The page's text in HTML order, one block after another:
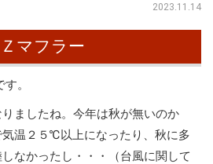
2023.11.14
マフラー
。
ましたね。今年は秋が無いのか
温２５℃以上になったり、秋に多
なかったし・・・（台風に関して